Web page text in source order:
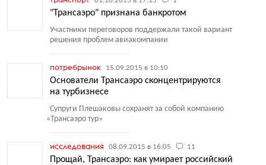
"Трансаэро" признана банкротом
Участники переговоров поддержали такой вариант
решения проблем авиакомпании
потребрынок 15.09.2015 в 10:10
Основатели Трансаэро сконцентрируются
на турбизнесе
Супруги Плешаковы сохранят за собой компанию
«Трансаэро тур»
исследования 08.09.2015 в 16:05 11
Прощай, Трансаэро: как умирает российский